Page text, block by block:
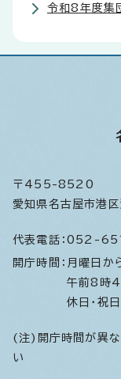
令和8年度集
〒455-8520
愛知県名古屋市港
代表電話： 052-
開庁時間： 月曜日か
午前8時
休日・祝
(注)開庁時間が異な
い